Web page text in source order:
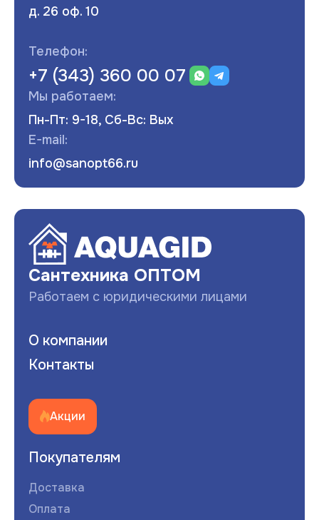
д. 26 оф. 10
Телефон:
+7 (343) 360 00 07
Мы работаем:
Пн-Пт: 9-18, Сб-Вс: Вых
E-mail:
info@sanopt66.ru
Сантехника ОПТОМ
Работаем с юридическими лицами
О компании
Контакты
Акции
Покупателям
Доставка
Оплата